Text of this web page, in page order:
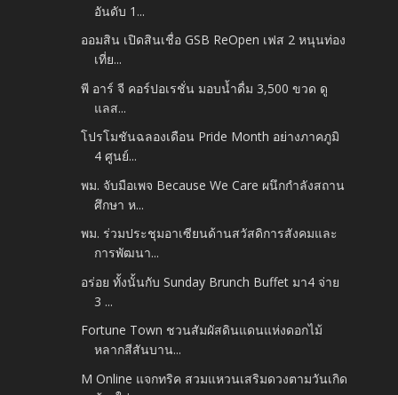
อันดับ 1...
ออมสิน เปิดสินเชื่อ GSB ReOpen เฟส 2 หนุนท่อง
เที่ย...
พี อาร์ จี คอร์ปอเรชั่น มอบน้ำดื่ม 3,500 ขวด ดู
แลส...
โปรโมชันฉลองเดือน Pride Month อย่างภาคภูมิ
4 ศูนย์...
พม. จับมือเพจ Because We Care ผนึกกำลังสถาน
ศึกษา ห...
พม. ร่วมประชุมอาเซียนด้านสวัสดิการสังคมและ
การพัฒนา...
อร่อย ทั้งนั้นกับ Sunday Brunch Buffet มา4 จ่าย
3 ...
Fortune Town ชวนสัมผัสดินแดนแห่งดอกไม้
หลากสีสันบาน...
M Online แจกทริค สวมแหวนเสริมดวงตามวันเกิด